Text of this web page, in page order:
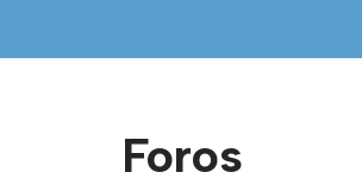
Saltar
Foros